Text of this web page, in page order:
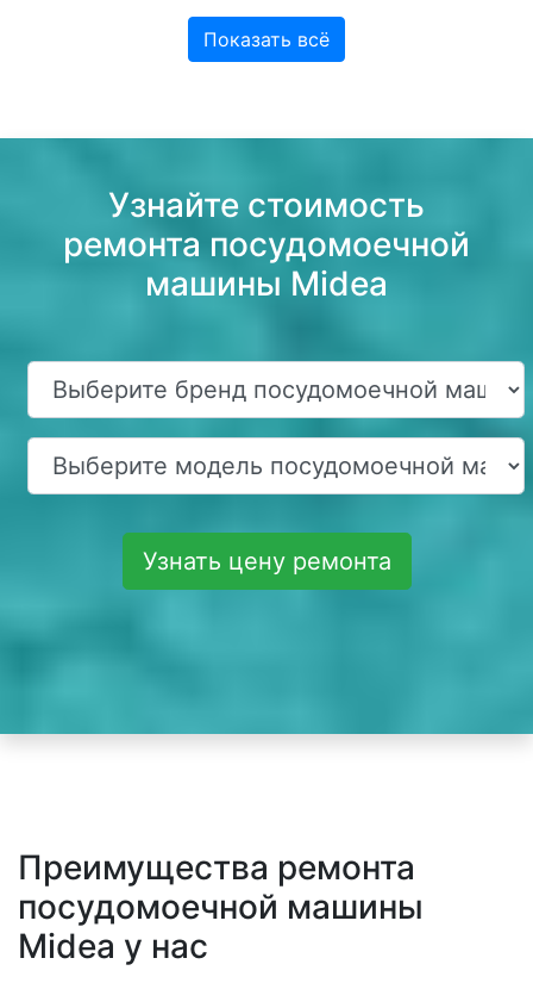
Показать всё
Узнайте стоимость
ремонта посудомоечной
машины Midea
Узнать цену ремонта
Преимущества ремонта
посудомоечной машины
Midea у нас